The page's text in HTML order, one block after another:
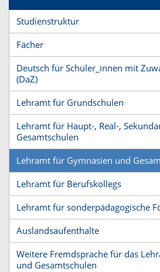
Studienstruktur
Fächer
Deutsch für Schüler_innen mit
(DaZ)
Lehramt für Grundschulen
Lehramt für Haupt-, Real-,
Gesamtschulen
Lehramt für Gymnasien und
Lehramt für Berufskollegs
Lehramt für sonderpädagogische
Auslandsaufenthalte
Weitere Fremdsprache für das
und Gesamtschulen